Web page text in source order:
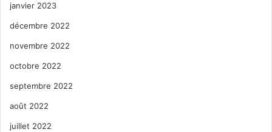
janvier 2023
décembre 2022
novembre 2022
octobre 2022
septembre 2022
août 2022
juillet 2022